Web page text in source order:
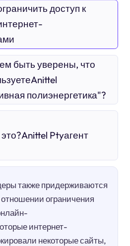
доступ к
быть уверены, что
полиэнергетика"?
Ptyагент
также придерживаются
ограничения
интернет-
некоторые сайты,